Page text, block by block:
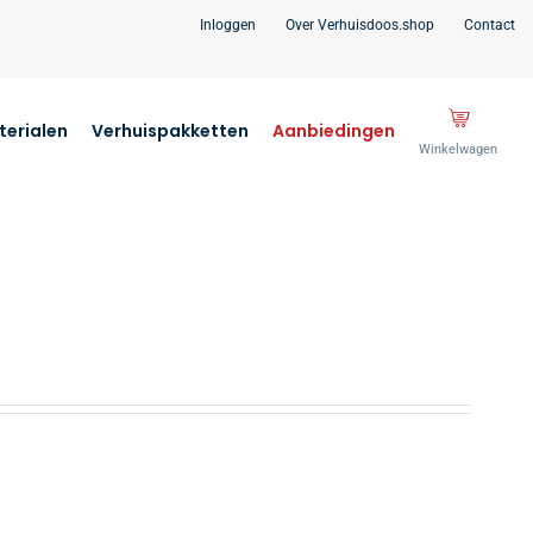
Inloggen Over Verhuisdoos.shop Contact
Verhuispakketten Aanbiedingen
Winkelwagen